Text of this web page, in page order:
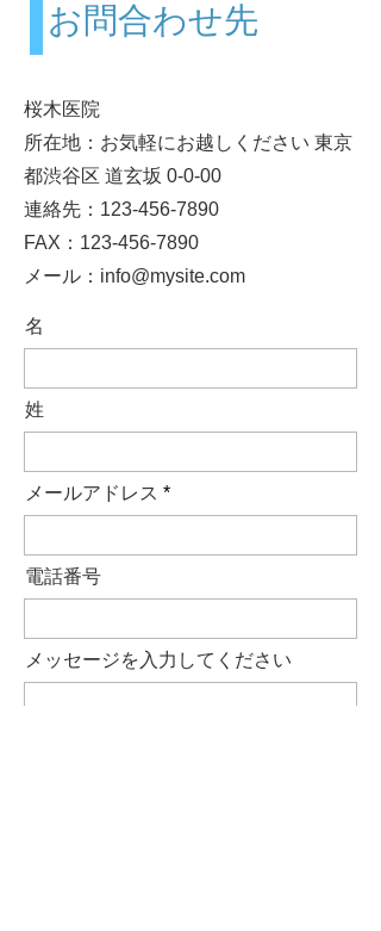
お問合わせ先
桜木医院
所在地： お気軽にお越しください 東京
都渋谷区 道玄坂 0-0-00
連絡先：123-456-7890
FAX：123-456-7890
メール： info@mysite.com
名
姓
メールアドレス
電話番号
メッセージを入力してください